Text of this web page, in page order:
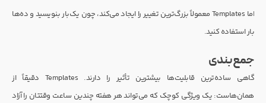
اما Templates معمولاً بزرگ‌ترین تغییر را ایجاد می‌کند، چون یک‌بار بنویسید و ده‌ها
بار استفاده کنید.
جمع‌بندی
گاهی ساده‌ترین قابلیت‌ها بیشترین تأثیر را دارند. Templates دقیقاً از
همان‌هاست: یک ویژگی کوچک که می‌تواند هر هفته چندین ساعت وقتتان را آزاد